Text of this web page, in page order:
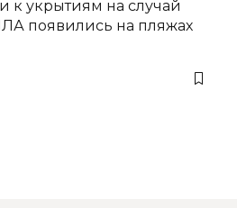
к укрытиям на случай
появились на пляжах